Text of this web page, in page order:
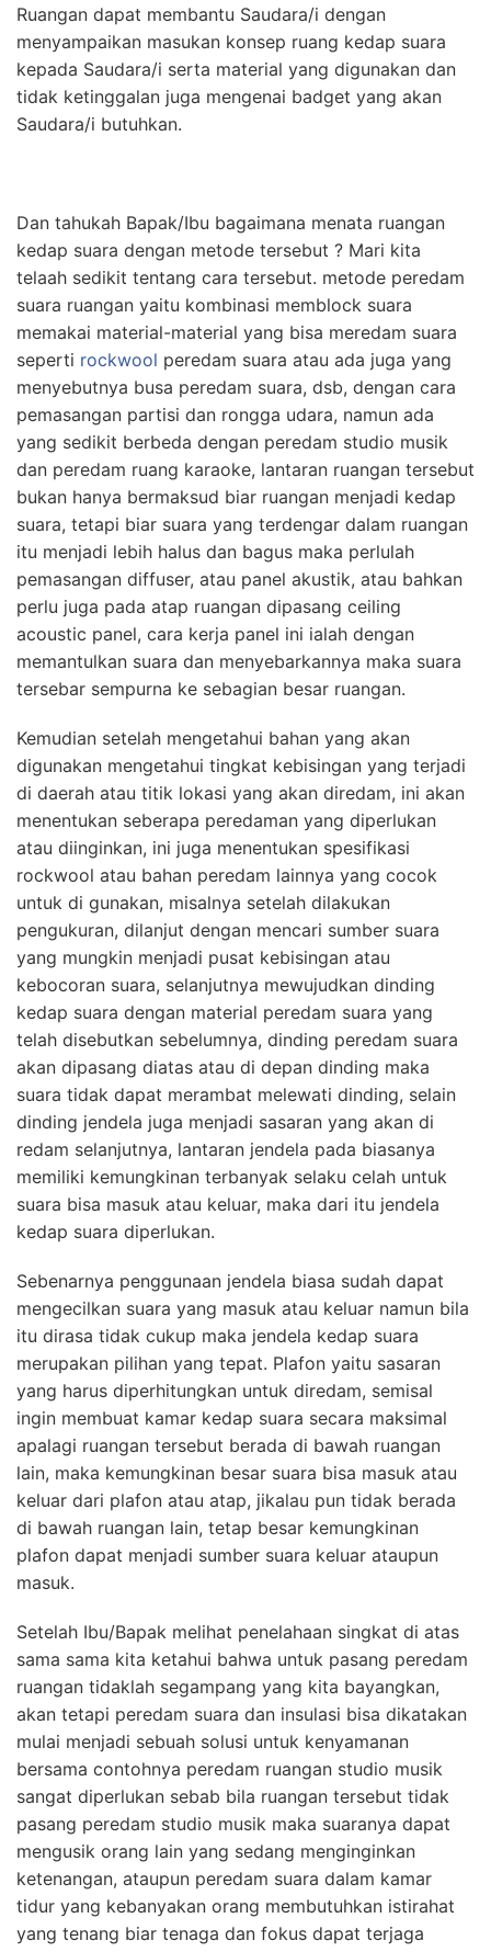
Ruangan dapat membantu Saudara/i dengan
menyampaikan masukan konsep ruang kedap suara
kepada Saudara/i serta material yang digunakan dan
tidak ketinggalan juga mengenai badget yang akan
Saudara/i butuhkan.
Dan tahukah Bapak/Ibu bagaimana menata ruangan
kedap suara dengan metode tersebut ? Mari kita
telaah sedikit tentang cara tersebut. metode peredam
suara ruangan yaitu kombinasi memblock suara
memakai material-material yang bisa meredam suara
seperti rockwool peredam suara atau ada juga yang
menyebutnya busa peredam suara, dsb, dengan cara
pemasangan partisi dan rongga udara, namun ada
yang sedikit berbeda dengan peredam studio musik
dan peredam ruang karaoke, lantaran ruangan tersebut
bukan hanya bermaksud biar ruangan menjadi kedap
suara, tetapi biar suara yang terdengar dalam ruangan
itu menjadi lebih halus dan bagus maka perlulah
pemasangan diffuser, atau panel akustik, atau bahkan
perlu juga pada atap ruangan dipasang ceiling
acoustic panel, cara kerja panel ini ialah dengan
memantulkan suara dan menyebarkannya maka suara
tersebar sempurna ke sebagian besar ruangan.
Kemudian setelah mengetahui bahan yang akan
digunakan mengetahui tingkat kebisingan yang terjadi
di daerah atau titik lokasi yang akan diredam, ini akan
menentukan seberapa peredaman yang diperlukan
atau diinginkan, ini juga menentukan spesifikasi
rockwool atau bahan peredam lainnya yang cocok
untuk di gunakan, misalnya setelah dilakukan
pengukuran, dilanjut dengan mencari sumber suara
yang mungkin menjadi pusat kebisingan atau
kebocoran suara, selanjutnya mewujudkan dinding
kedap suara dengan material peredam suara yang
telah disebutkan sebelumnya, dinding peredam suara
akan dipasang diatas atau di depan dinding maka
suara tidak dapat merambat melewati dinding, selain
dinding jendela juga menjadi sasaran yang akan di
redam selanjutnya, lantaran jendela pada biasanya
memiliki kemungkinan terbanyak selaku celah untuk
suara bisa masuk atau keluar, maka dari itu jendela
kedap suara diperlukan.
Sebenarnya penggunaan jendela biasa sudah dapat
mengecilkan suara yang masuk atau keluar namun bila
itu dirasa tidak cukup maka jendela kedap suara
merupakan pilihan yang tepat. Plafon yaitu sasaran
yang harus diperhitungkan untuk diredam, semisal
ingin membuat kamar kedap suara secara maksimal
apalagi ruangan tersebut berada di bawah ruangan
lain, maka kemungkinan besar suara bisa masuk atau
keluar dari plafon atau atap, jikalau pun tidak berada
di bawah ruangan lain, tetap besar kemungkinan
plafon dapat menjadi sumber suara keluar ataupun
masuk.
Setelah Ibu/Bapak melihat penelahaan singkat di atas
sama sama kita ketahui bahwa untuk pasang peredam
ruangan tidaklah segampang yang kita bayangkan,
akan tetapi peredam suara dan insulasi bisa dikatakan
mulai menjadi sebuah solusi untuk kenyamanan
bersama contohnya peredam ruangan studio musik
sangat diperlukan sebab bila ruangan tersebut tidak
pasang peredam studio musik maka suaranya dapat
mengusik orang lain yang sedang menginginkan
ketenangan, ataupun peredam suara dalam kamar
tidur yang kebanyakan orang membutuhkan istirahat
yang tenang biar tenaga dan fokus dapat terjaga